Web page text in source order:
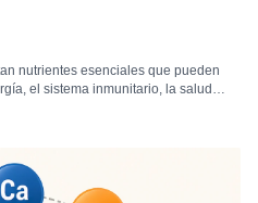
nutrientes esenciales que pueden
el sistema inmunitario, la salud